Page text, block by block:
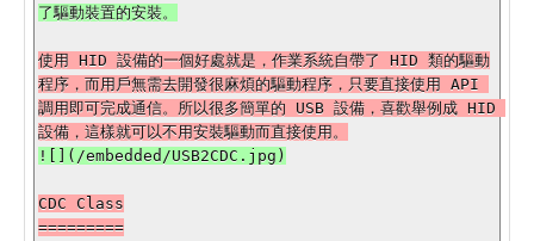
使用 HID 設備的一個好處就是，作業系統自帶了 HID 類的驅動
程序，而用戶無需去開發很麻煩的驅動程序，只要直接使用 API
調用即可完成通信。所以很多簡單的 USB 設備，喜歡舉例成 HID
CDC Class